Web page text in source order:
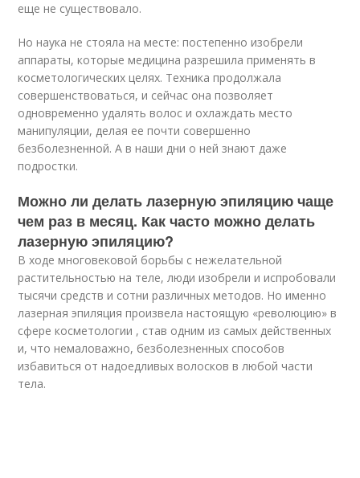
еще не существовало.
Но наука не стояла на месте: постепенно изобрели
аппараты, которые медицина разрешила применять в
косметологических целях. Техника продолжала
совершенствоваться, и сейчас она позволяет
одновременно удалять волос и охлаждать место
манипуляции, делая ее почти совершенно
безболезненной. А в наши дни о ней знают даже
подростки.
Можно ли делать лазерную эпиляцию чаще
чем раз в месяц. Как часто можно делать
лазерную эпиляцию?
В ходе многовековой борьбы с нежелательной
растительностью на теле, люди изобрели и испробовали
тысячи средств и сотни различных методов. Но именно
лазерная эпиляция произвела настоящую «революцию» в
сфере косметологии , став одним из самых действенных
и, что немаловажно, безболезненных способов
избавиться от надоедливых волосков в любой части
тела.